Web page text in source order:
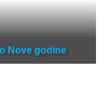
Nove godine